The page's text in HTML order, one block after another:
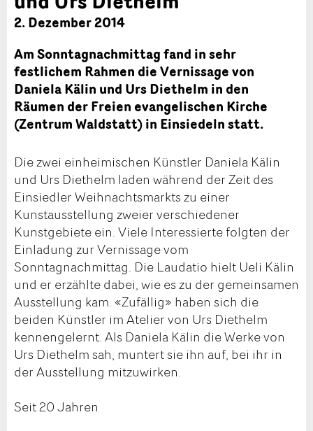
2. Dezember 2014
Am Sonntagnachmittag fand in sehr
festlichem Rahmen die Vernissage von
Daniela Kälin und Urs Diethelm in den
Räumen der Freien evangelischen Kirche
(Zentrum Waldstatt) in Einsiedeln statt.
Die zwei einheimischen Künstler Daniela Kälin
und Urs Diethelm laden während der Zeit des
Einsiedler Weihnachtsmarkts zu einer
Kunstausstellung zweier verschiedener
Kunstgebiete ein. Viele Interessierte folgten der
Einladung zur Vernissage vom
Sonntagnachmittag. Die Laudatio hielt Ueli Kälin
und er erzählte dabei, wie es zu der gemeinsamen
Ausstellung kam. «Zufällig» haben sich die
beiden Künstler im Atelier von Urs Diethelm
kennengelernt. Als Daniela Kälin die Werke von
Urs Diethelm sah, muntert sie ihn auf, bei ihr in
der Ausstellung mitzuwirken.
Seit 20 Jahren